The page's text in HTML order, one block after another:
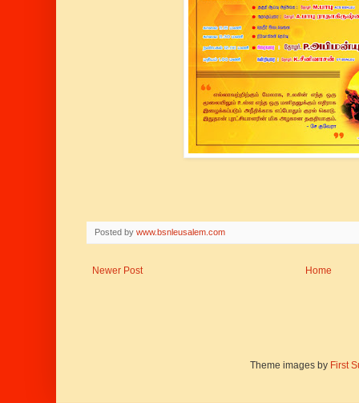
Posted by www.bsnleusalem.com
Newer Post Home
Theme images by First